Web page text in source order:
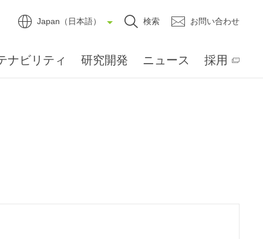
Japan（日本語） 検索 お問い合わせ
ナビリティ 研究開発 ニュース 採用